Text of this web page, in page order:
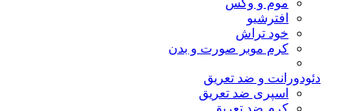
موم و وکس
افترشیو
خود تراش
کرم موبر صورت و بدن
دئودورانت و ضد تعریق
اسپری ضد تعریق
کرم ضد تعریق